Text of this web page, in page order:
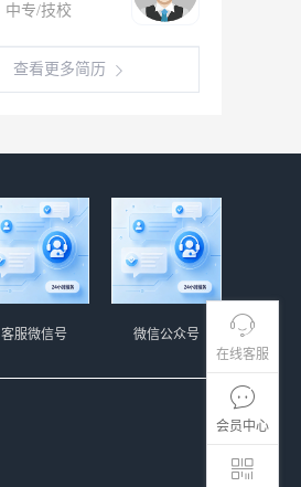
在线客服
会员中心
中专/技校
查看更多简历
微信公众号
客服微信号